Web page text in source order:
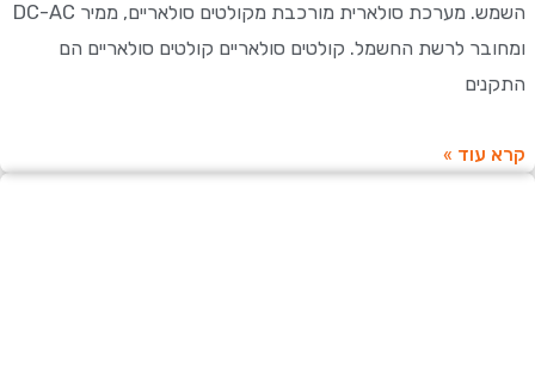
השמש. מערכת סולארית מורכבת מקולטים סולאריים, ממיר DC-AC
לרשת החשמל. קולטים סולאריים קולטים סולאריים הם
»